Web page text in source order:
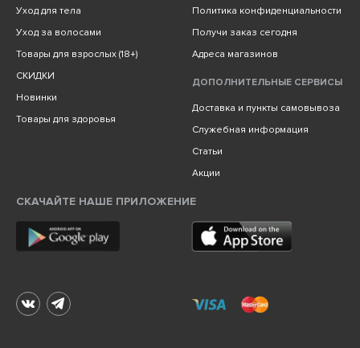
Уход для тела
Уход за волосами
Товары для взрослых (18+)
СКИДКИ
Новинки
Товары для здоровья
Политика конфиденциальности
Получи заказ сегодня
Адреса магазинов
ДОПОЛНИТЕЛЬНЫЕ СЕРВИСЫ
Доставка и пункты самовывоза
Служебная информация
Статьи
Акции
СКАЧАЙТЕ НАШЕ ПРИЛОЖЕНИЕ